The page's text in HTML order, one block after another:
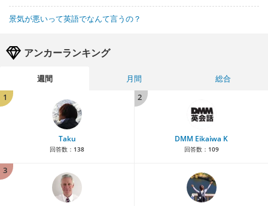
景気が悪いって英語でなんて言うの？
アンカーランキング
週間 月間
総合
1
Taku
回答数： 138
2
DMM Eikaiwa K
回答数： 109
3